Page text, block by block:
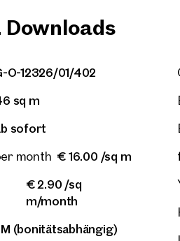
Downloads
O-12326/01/402
sq m
sofort
month € 16.00 /sq m
€ 2.90 /sq
m/month
(bonitätsabhängig)
First